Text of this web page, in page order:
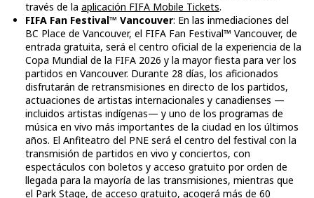
través de la aplicación FIFA Mobile Tickets.
FIFA Fan Festival™ Vancouver: En las inmediaciones del
BC Place de Vancouver, el FIFA Fan Festival™ Vancouver, de
entrada gratuita, será el centro oficial de la experiencia de la
Copa Mundial de la FIFA 2026 y la mayor fiesta para ver los
partidos en Vancouver. Durante 28 días, los aficionados
disfrutarán de retransmisiones en directo de los partidos,
actuaciones de artistas internacionales y canadienses —
incluidos artistas indígenas— y uno de los programas de
música en vivo más importantes de la ciudad en los últimos
años. El Anfiteatro del PNE será el centro del festival con la
transmisión de partidos en vivo y conciertos, con
espectáculos con boletos y acceso gratuito por orden de
llegada para la mayoría de las transmisiones, mientras que
el Park Stage, de acceso gratuito, acogerá más de 60